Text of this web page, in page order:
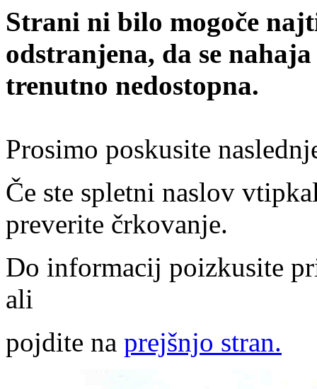
Strani ni bilo mogoče
odstranjena, da se
trenutno nedostopna.
Prosimo poskusite
Če ste spletni naslov
preverite črkovanje.
Do informacij poizkusite
ali
pojdite na prejšnjo stran.